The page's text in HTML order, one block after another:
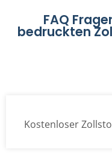
FAQ
bedruckten
Kostenloser